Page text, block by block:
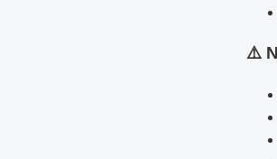
⚠️